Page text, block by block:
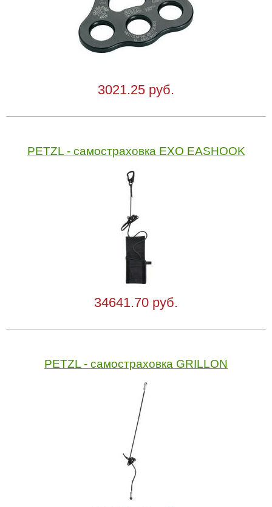
3021.25 руб.
PETZL - самостраховка EXO EASHOOK
34641.70 руб.
PETZL - самостраховка GRILLON